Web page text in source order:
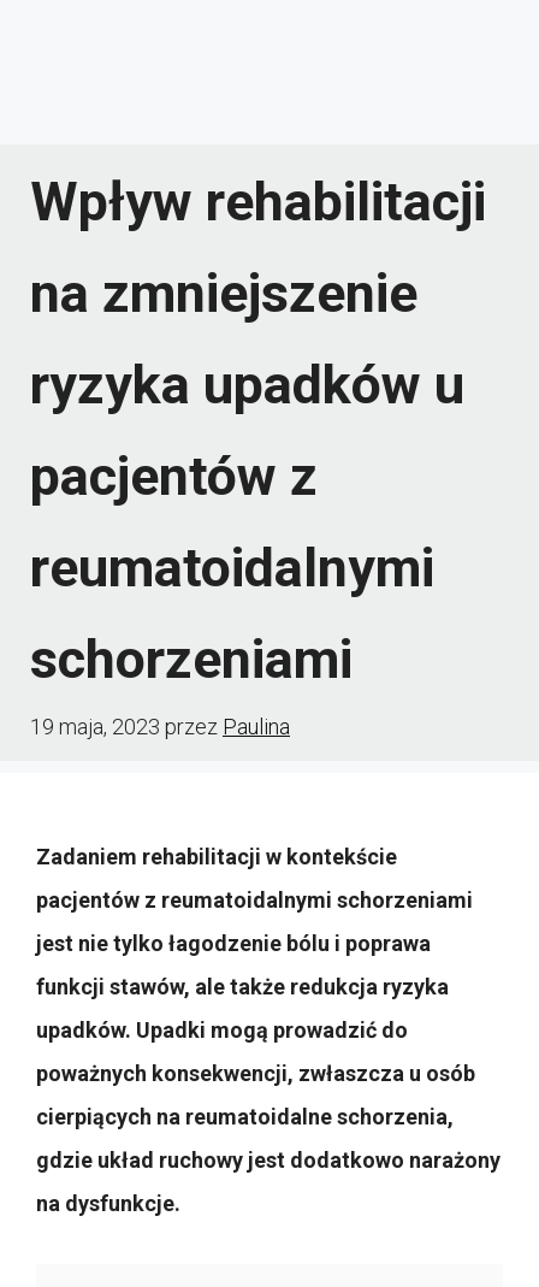
Wpływ rehabilitacji
na zmniejszenie
ryzyka upadków u
pacjentów z
reumatoidalnymi
schorzeniami
19 maja, 2023 przez Paulina
Zadaniem rehabilitacji w kontekście
pacjentów z reumatoidalnymi schorzeniami
jest nie tylko łagodzenie bólu i poprawa
funkcji stawów, ale także redukcja ryzyka
upadków. Upadki mogą prowadzić do
poważnych konsekwencji, zwłaszcza u osób
cierpiących na reumatoidalne schorzenia,
gdzie układ ruchowy jest dodatkowo narażony
na dysfunkcje.